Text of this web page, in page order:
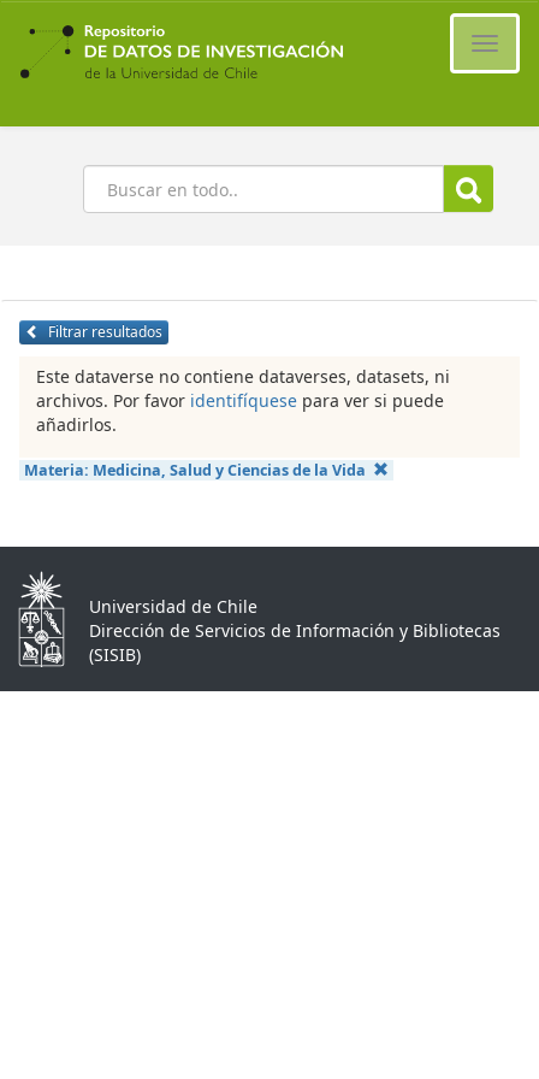
Ir
contenido
principal
Buscar
Filtrar resultados
Este dataverse no contiene dataverses, datasets, ni
archivos. Por favor identifíquese para ver si puede
añadirlos.
Materia: Medicina, Salud y Ciencias de la Vida
Universidad de Chile
Dirección de Servicios de Información y Bibliotecas
(SISIB)